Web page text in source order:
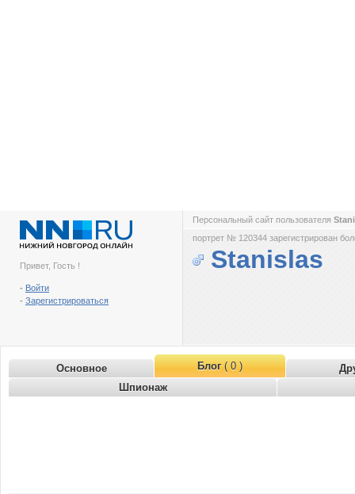
Привет, Гость !
- Войти
- Зарегистрироваться
Персональный сайт пользователя
портрет № 120344 зарегистрирован
Stanislas
Основное Блог( 0 )
Шпионаж